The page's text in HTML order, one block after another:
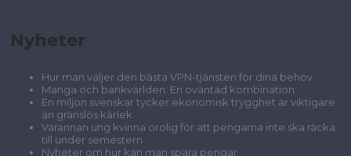
Nyheter
Hur man väljer den bästa VPN-tjänsten för dina behov
Manga och bankvärlden: En oväntad kombination
En miljon svenskar tycker ekonomisk trygghet är viktigare
än gränslös kärlek
Varannan ung kvinna orolig för att pengarna inte ska räcka
till under semestern
Nyheter om hur kan man spara pengar